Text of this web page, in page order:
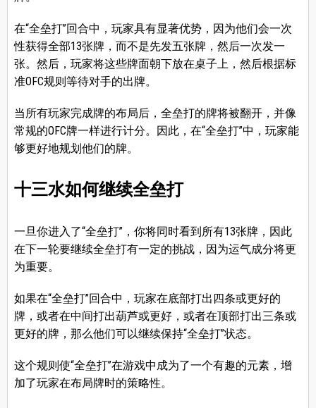
在“全垒打”回合中，玩家具有显著优势，因为他们会一次
性获得全部13张牌，而不是先发五张牌，然后一次发一
张。然后，玩家将这些牌面朝下放在桌子上，然后根据标
准OFC规则等待对手的出牌。
当所有玩家完成牌的布局后，全垒打的牌将被翻开，并像
常规的OFC牌一样进行计分。因此，在“全垒打”中，玩家能
够更好地规划他们的牌。
十三水如何继续全垒打
一旦你进入了“全垒打”，你将同时看到所有13张牌，因此
在下一轮要继续全垒打有一定的挑战，因为运气成分将更
为重要。
如果在“全垒打”回合中，玩家在底部打出四条或更好的
牌，或者在中间打出葫芦或更好，或者在顶部打出三条或
更好的牌，那么他们可以继续保持“全垒打”状态。
这个规则使“全垒打”在游戏中成为了一个有趣的元素，增
加了玩家在布局牌时的策略性。